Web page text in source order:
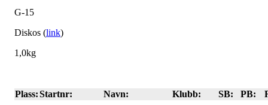
G-15
Diskos (link)
1,0kg
Plass:Startnr: Navn: Klubb: SB: PB: